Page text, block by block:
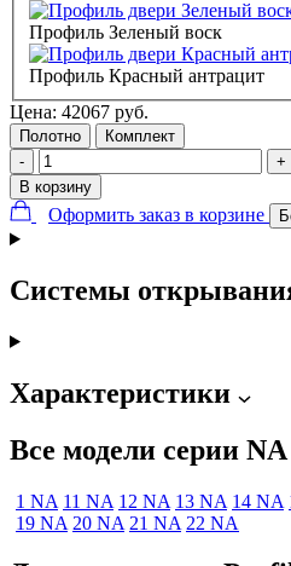
Профиль Зеленый воск
Профиль Красный антрацит
Цена: 42067 руб.
Полотно
Комплект
-
+
В корзину
Оформить заказ в корзине
Системы
Характеристики
Все модели серии NA
1 NA 11 NA 12 NA 13 NA 14 NA
19 NA 20 NA 21 NA 22 NA